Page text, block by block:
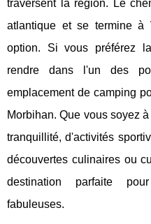
traversent la région. Le
atlantique et se termine à
option. Si vous préférez
rendre dans l'un des
emplacement de camping
Morbihan. Que vous soyez
tranquillité, d'activités
découvertes culinaires ou
destination parfaite
fabuleuses.